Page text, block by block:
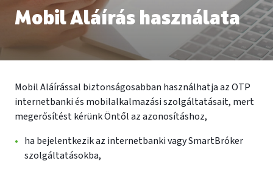
Mobil Aláírás használata
Mobil Aláírással biztonságosabban használhatja az OTP
internetbanki és mobilalkalmazási szolgáltatásait, mert
megerősítést kérünk Öntől az azonosításhoz,
ha bejelentkezik az internetbanki vagy SmartBróker
szolgáltatásokba,